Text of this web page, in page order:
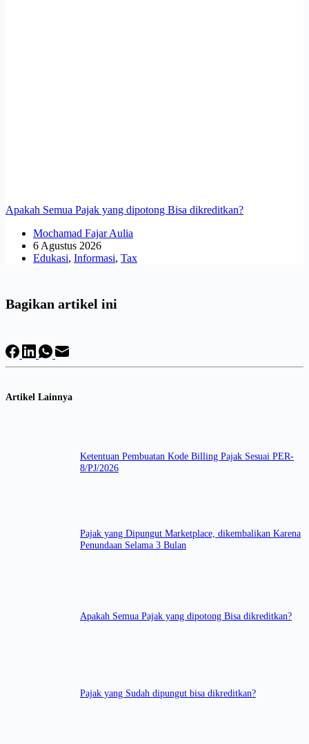
Apakah Semua Pajak yang dipotong Bisa dikreditkan?
Mochamad Fajar Aulia
6 Agustus 2026
Edukasi, Informasi, Tax
Bagikan artikel ini
Artikel Lainnya
Ketentuan Pembuatan Kode Billing Pajak Sesuai PER-
8/PJ/2026
Pajak yang Dipungut Marketplace, dikembalikan Karena
Penundaan Selama 3 Bulan
Apakah Semua Pajak yang dipotong Bisa dikreditkan?
Pajak yang Sudah dipungut bisa dikreditkan?